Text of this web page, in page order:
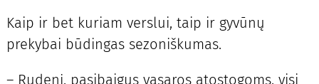
Kaip ir bet kuriam verslui, taip ir gyvūnų
prekybai būdingas sezoniškumas.
– Rudenį, pasibaigus vasaros atostogoms, visi